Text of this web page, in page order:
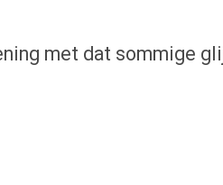
met dat sommige